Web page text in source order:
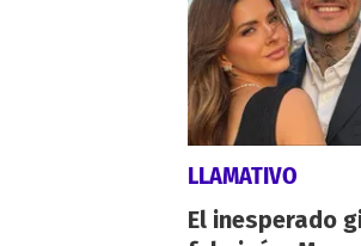
LLAMATIVO
El inesperado